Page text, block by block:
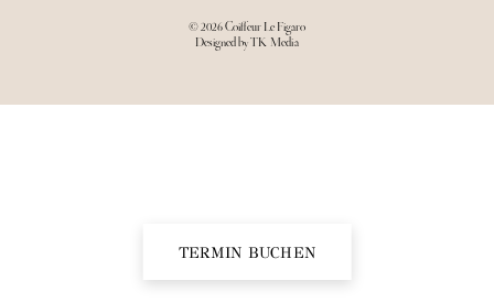
© 2026 Coiffeur Le Figaro
Designed byTK Media
TERMIN BUCHEN